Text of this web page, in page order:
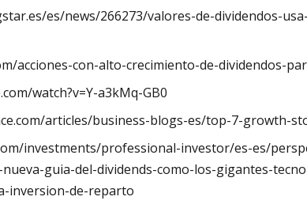
es/news/266273/valores-de-dividendos-
acciones-con-alto-crecimiento-de-dividendos-
watch?v=Y-a3kMq-GB0
articles/business-blogs-es/top-7-growth-
investments/professional-investor/es-es/
guia-del-dividends-como-los-gigantes-
inversion-de-reparto